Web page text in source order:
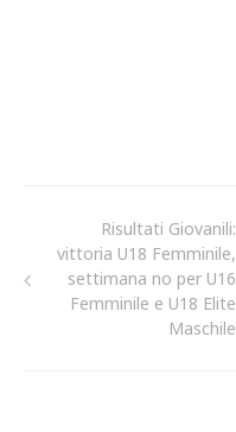
Risultati Giovanili:
vittoria U18 Femminile,
settimana no per U16
Femminile e U18 Elite
Maschile